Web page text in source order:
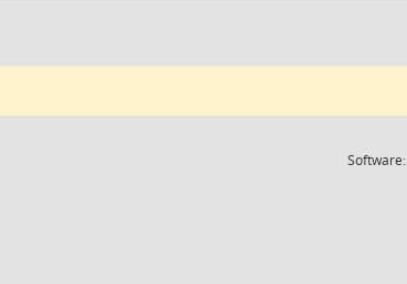
Software: